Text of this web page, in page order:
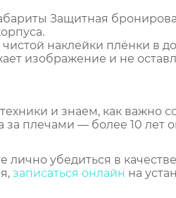
Защитная
наклейки плёнки в
изображение и не
и знаем, как важно
за плечами — более 10 лет
убедиться в
записаться онлайн на